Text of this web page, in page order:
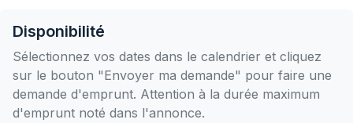
Disponibilité
Sélectionnez vos dates dans le calendrier et cliquez
sur le bouton "Envoyer ma demande" pour faire une
demande d'emprunt. Attention à la durée maximum
d'emprunt noté dans l'annonce.